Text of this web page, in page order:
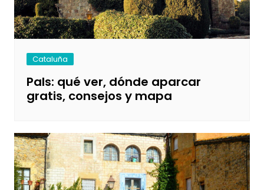
Cataluña
Pals: qué ver, dónde aparcar
gratis, consejos y mapa